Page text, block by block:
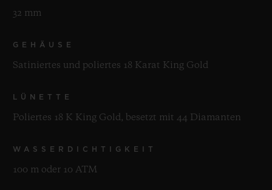
32 mm
GEHÄUSE
Satiniertes und poliertes 18 Karat King Gold
LÜNETTE
Poliertes 18 K King Gold, besetzt mit 44 Diamanten
WASSERDICHTIGKEIT
100 m oder 10 ATM